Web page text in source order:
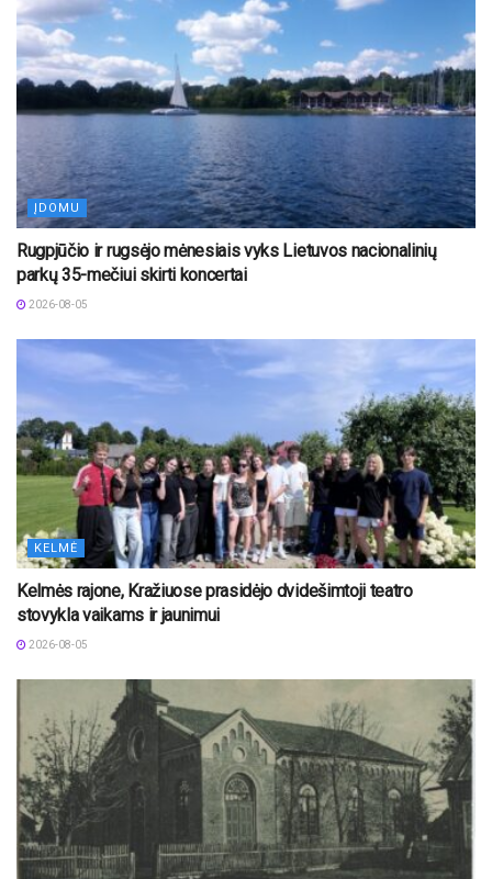
ĮDOMU
Rugpjūčio ir rugsėjo mėnesiais vyks Lietuvos nacionalinių
parkų 35-mečiui skirti koncertai
2026-08-05
KELMĖ
Kelmės rajone, Kražiuose prasidėjo dvidešimtoji teatro
stovykla vaikams ir jaunimui
2026-08-05